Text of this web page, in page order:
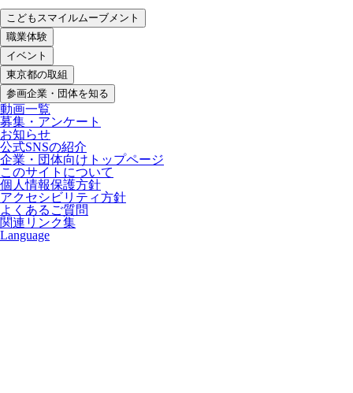
こどもスマイルムーブメント
職業体験
イベント
東京都の取組
参画企業・団体を知る
動画一覧
募集・アンケート
お知らせ
公式SNSの紹介
企業・団体向けトップページ
このサイトについて
個人情報保護方針
アクセシビリティ方針
よくあるご質問
関連リンク集
Language